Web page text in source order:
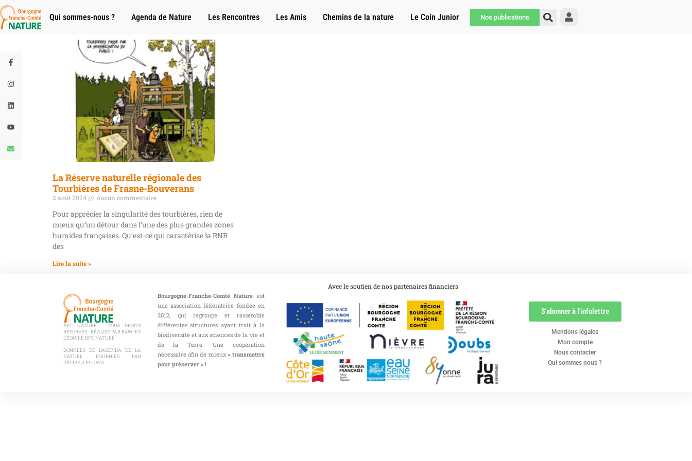
Qui sommes-nous ? Agenda de Nature Les Rencontres Les Amis Chemins de la nature Le Coin Junior Nos publications
La Réserve naturelle régionale des
Tourbières de Frasne-Bouverans
2 août 2024 Aucun commentaire
Pour apprécier la singularité des tourbières, rien de
mieux qu’un détour dans l’une des plus grandes zones
humides françaises. Qu’est-ce qui caractérise la RNR
des
Lire la suite »
BFC NATURE - TOUS DROITS
RÉSERVÉS - RÉALISÉ PAR BAWI ET
L'ÉQUIPE BFC NATURE
DONNÉES DE L'AGENDA DE LA
NATURE FOURNIES PAR
DÉCIBELLES DATA
Bourgogne-Franche-Comté Natureest
une association fédératrice fondée en
2012, qui regroupe et rassemble
différentes structures ayant trait à la
biodiversité et aux sciences de la vie et
de la Terre. Une coopération
nécessaire afin de mieux « transmettre
pour préserver » !
Avec le soutien de nos partenaires financiers
Mentions légales
Mon compte
Nous contacter
Qui sommes nous ?
S'abonner à l'infolettre